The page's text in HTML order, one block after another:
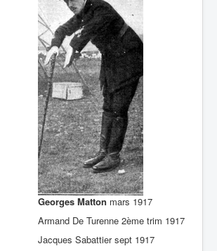
Georges Matton mars 1917
Armand De Turenne 2ème trim 1917
Jacques Sabattier sept 1917